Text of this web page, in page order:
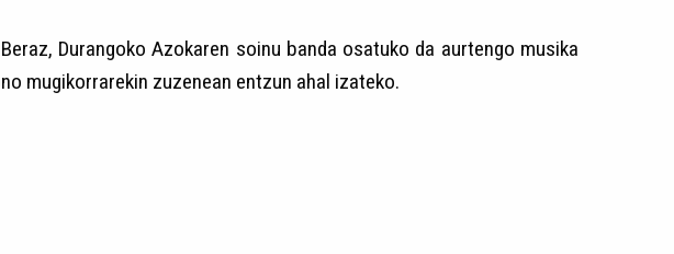
Durangoko Azokaren soinu banda osatuko da aurtengo musika
mugikorrarekin zuzenean entzun ahal izateko.